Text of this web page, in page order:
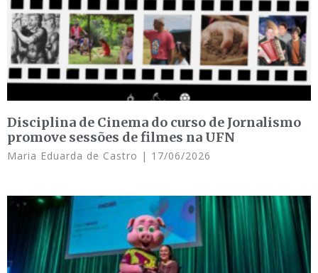
Disciplina de Cinema do curso de Jornalismo
promove sessões de filmes na UFN
Maria Eduarda de Castro 17/06/2026